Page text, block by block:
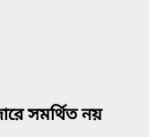
সমর্থিত নয়